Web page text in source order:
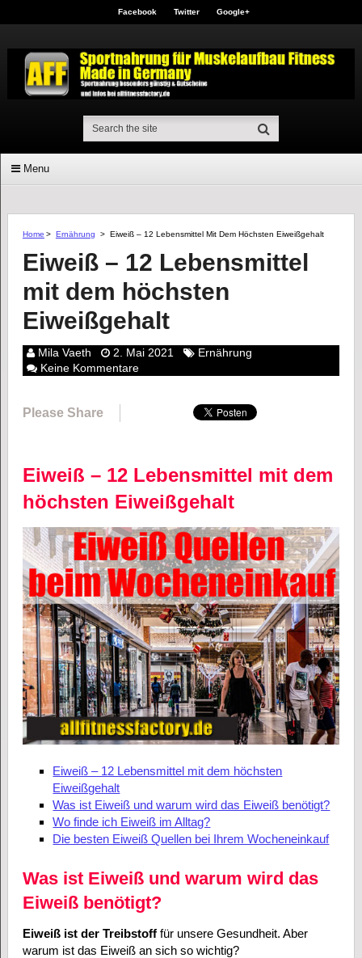
Facebook Twitter Google+
Menu
Home > Ernährung > Eiweiß – 12 Lebensmittel Mit Dem Höchsten Eiweißgehalt
Eiweiß – 12 Lebensmittel
mit dem höchsten
Eiweißgehalt
Mila Vaeth 2. Mai 2021
Ernährung
Keine Kommentare
Please Share
Eiweiß – 12 Lebensmittel mit dem
höchsten Eiweißgehalt
Eiweiß – 12 Lebensmittel mit dem höchsten
Eiweißgehalt
Was ist Eiweiß und warum wird das Eiweiß benötigt?
Wo finde ich Eiweiß im Alltag?
Die besten Eiweiß Quellen bei Ihrem Wocheneinkauf
Was ist Eiweiß und warum wird das
Eiweiß benötigt?
Eiweiß ist der Treibstofffür unsere Gesundheit. Aber
warum ist das Eiweiß an sich so wichtig?